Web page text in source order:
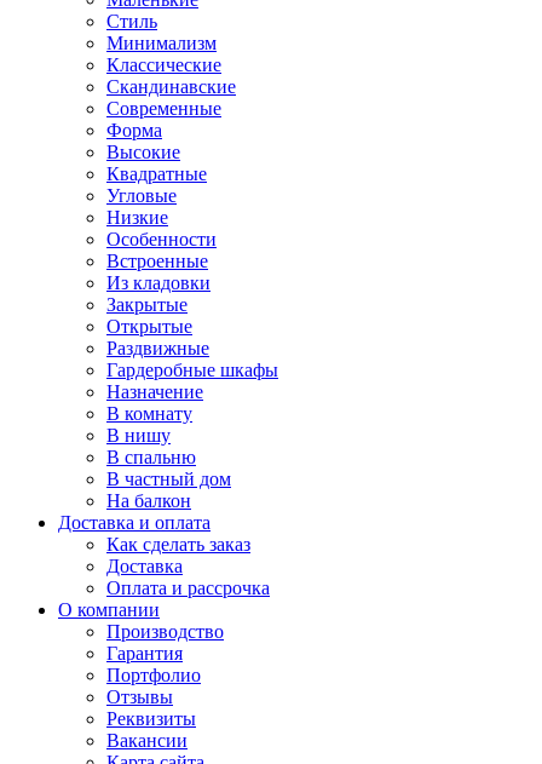
Стиль
Минимализм
Классические
Скандинавские
Современные
Форма
Высокие
Квадратные
Угловые
Низкие
Особенности
Встроенные
Из кладовки
Закрытые
Открытые
Раздвижные
Гардеробные шкафы
Назначение
В комнату
В нишу
В спальню
В частный дом
На балкон
Доставка и оплата
Как сделать заказ
Доставка
Оплата и рассрочка
О компании
Производство
Гарантия
Портфолио
Отзывы
Реквизиты
Вакансии